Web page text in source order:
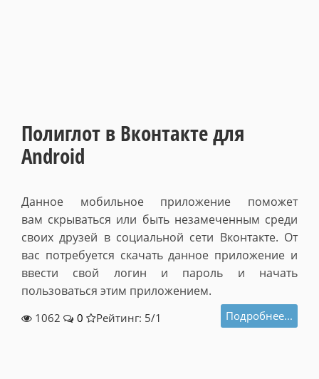
Полиглот в Вконтакте для
Android
Данное мобильное приложение поможет
вам скрываться или быть незамеченным среди
своих друзей в социальной сети Вконтакте. От
вас потребуется скачать данное приложение и
ввести свой логин и пароль и начать
пользоваться этим приложением.
1062 0 Рейтинг: 5/1 Подробнее...